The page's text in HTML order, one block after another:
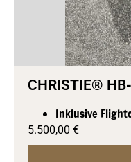
CHRISTIE®
Inklusive
5.500,00 €